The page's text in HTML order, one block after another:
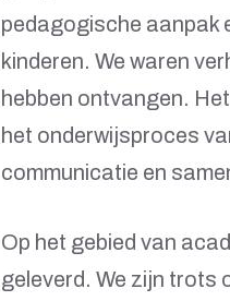
pedagogische aanpak
kinderen. We waren
hebben ontvangen.
het onderwijsproces
communicatie en
Op het gebied van
geleverd. We zijn trots